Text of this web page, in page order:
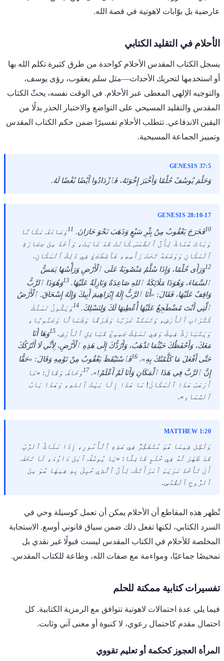
عارضية بل بوّابات لاهوتية في قصة الله.
الأحلام في التقليد الكتابي
يسجل الكتاب المقدس الأحلام كواحدة من طرق كثيرة تكلم الله بها
أو استخدمها لتحريك الأحداث—مثل سلم يعقوب، رؤى يوسف،
والتوجيه الإلهي المعطى عبر الأحلام. في الوقت نفسه، يحثّ الكتاب
المقدس والتقليد المسيحي على التواضع والاختبار الحذر بدلًا من
اليقين الاندفاعي. تتطلب الأحلام تفسيرًا ضمن حكم الكتاب المقدس
وتمييز الجماعة المسيحية.
GENESIS 37:5
وَحَلُمَ يُوسُفُ حُلْمًا وَأَخْبَرَ إِخْوَتَهُ، فَٱزْدَادُوا أَيْضًا بُغْضًا لَهُ.
GENESIS 28:10-17
10فَخَرَجَ يَعْقُوبُ مِنْ بِئْرِ سَبْعٍ وَذَهَبَ نَحْوَ حَارَانَ. 11وَصَادَفَ مَكَانًا
وَبَاتَ هُنَاكَ لِأَنَّ ٱلشَّمْسَ كَانَتْ قَدْ غَابَتْ، وَأَخَذَ مِنْ حِجَارَةِ
ٱلْمَكَانِ وَوَضَعَهُ تَحْتَ رَأْسِهِ، فَٱضْطَجَعَ فِي ذَلِكَ ٱلْمَكَانِ.
12وَرَأَى حُلْمًا، وَإِذَا سُلَّمٌ مَنْصُوبَةٌ عَلَى ٱلْأَرْضِ وَرَأْسُهَا يَمَسُّ
ٱلسَّمَاءَ، وَهُوَذَا مَلَائِكَةُ ٱللهِ صَاعِدَةٌ وَنَازِلَةٌ عَلَيْهَا. 13وَهُوَذَا ٱلرَّبُّ
وَاقِفٌ عَلَيْهَا، فَقَالَ: «أَنَا ٱلرَّبُّ إِلَهُ إِبْرَاهِيمَ أَبِيكَ وَإِلَهُ إِسْحَاقَ. ٱلْأَرْضُ
ٱلَّتِي أَنْتَ مُضْطَجِعٌ عَلَيْهَا أُعْطِيهَا لَكَ وَلِنَسْلِكَ. 14وَيَكُونُ نَسْلُكَ
كَتُرَابِ ٱلْأَرْضِ، وَتَمْتَدُّ غَرْبًا وَشَرْقًا وَشَمَالًا وَجَنُوبًا،
وَيَتَبَارَكُ فِيكَ وَفِي نَسْلِكَ جَمِيعُ قَبَائِلِ ٱلْأَرْضِ. 15وَهَا أَنَا
مَعَكَ، وَأَحْفَظُكَ حَيْثُمَا تَذْهَبُ، وَأَرُدُّكَ إِلَى هَذِهِ ٱلْأَرْضِ، لِأَنِّي لَا أَتْرُكُكَ
حَتَّى أَفْعَلَ مَا كَلَّمْتُكَ بِهِ». 16فَٱسْتَيْقَظَ يَعْقُوبُ مِنْ نَوْمِهِ وَقَالَ: «حَقًّا
إِنَّ ٱلرَّبَّ فِي هَذَا ٱلْمَكَانِ وَأَنَا لَمْ أَعْلَمْ!». 17وَخَافَ وَقَالَ: «مَا
أَرْهَبَ هَذَا ٱلْمَكَانَ! مَا هَذَا إِلَا بَيْتُ ٱللهِ، وَهَذَا بَابُ
ٱلسَّمَاءِ».
MATTHEW 1:20
وَلَكِنْ فِيمَا هُوَ مُتَفَكِّرٌ فِي هَذِهِ ٱلْأُمُورِ، إِذَا مَلَاكُ ٱلرَّبِّ
قَدْ ظَهَرَ لَهُ فِي حُلْمٍ قَائِلًا: «يَا يُوسُفُ ٱبْنَ دَاوُدَ، لَا تَخَفْ
أَنْ تَأْخُذَ مَرْيَمَ ٱمْرَأَتَكَ. لِأَنَّ ٱلَّذِي حُبِلَ بِهِ فِيهَا هُوَ مِنَ
ٱلرُّوحِ ٱلْقُدُسِ.
تُظهر هذه المقاطع أن الأحلام يمكن أن تعمل كوسيلة وحي في
السرد الكتابي، لكنها تفعل ذلك ضمن سياق قانوني أوسع. الاستجابة
المخلصة للأحلام في الكتاب المقدس ليست قبولًا غير نقدي بل
تمحيصًا جماعيًا، ومواءمة مع صفات الله، وطاعة للكتاب المقدس.
تفسيرات كتابية ممكنة للحلم
فيما يلي عدة احتمالات لاهوتية تتوافق مع الرمزية الكتابية. كل
احتمال مقدم كاحتمال رعوي، لا كنبوة أو معنى آني وثابت.
المرأة العجوز كحكمة أو تعليم تقووي